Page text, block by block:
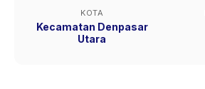
KOTA
Kecamatan Denpasar
Utara